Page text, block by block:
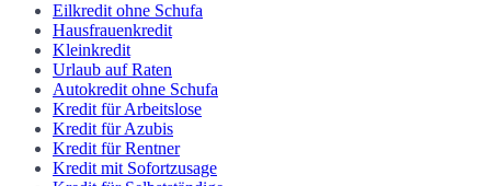
Eilkredit ohne Schufa
Hausfrauenkredit
Kleinkredit
Urlaub auf Raten
Autokredit ohne Schufa
Kredit für Arbeitslose
Kredit für Azubis
Kredit für Rentner
Kredit mit Sofortzusage